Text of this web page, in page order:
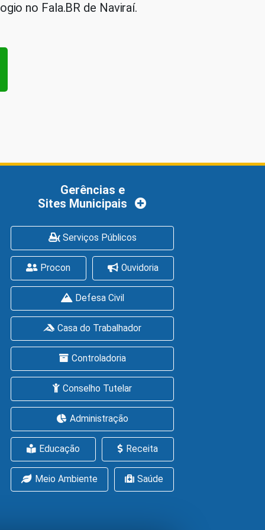
no Fala.BR de Naviraí.
Gerências e
Sites Municipais
Serviços Públicos
Procon Ouvidoria
Defesa Civil
Casa do Trabalhador
Controladoria
Conselho Tutelar
Administração
Educação Receita
Meio Ambiente Saúde